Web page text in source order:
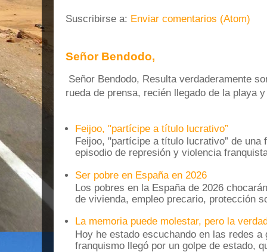
Suscribirse a: Enviar comentarios (Atom)
Señor Bendodo,
Señor Bendodo, Resulta verdaderamente
rueda de prensa, recién llegado de la playa
Feijoo, "partícipe a título lucrativo”
Feijoo, "partícipe a título lucrativo” de una
episodio de represión y violencia
Ser pobre en España en 2026
Los pobres en la España de 2026
de vivienda, empleo precario, protección
La memoria puede molestar, pero la
Hoy he estado escuchando en las redes a
franquismo llegó por un golpe de estado,